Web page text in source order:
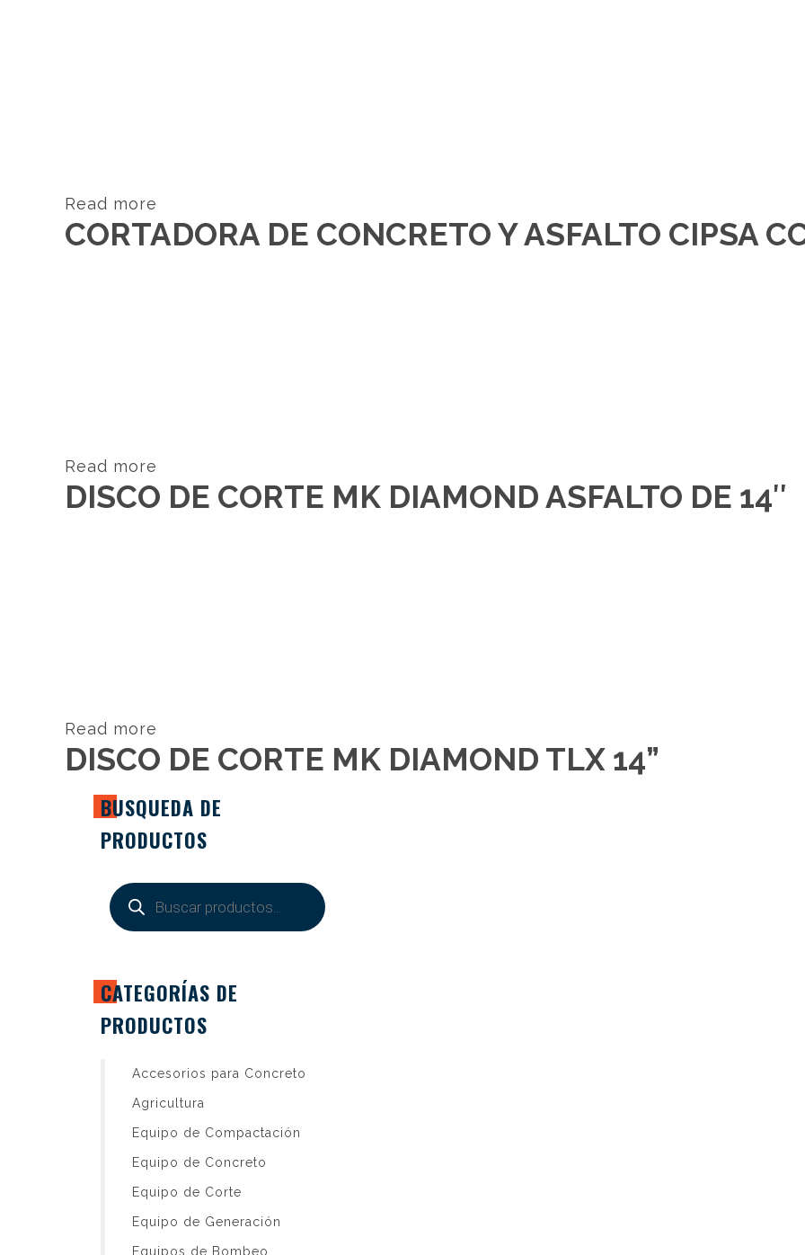
Read more
CORTADORA DE CONCRETO Y ASFALTO CIPSA
Read more
DISCO DE CORTE MK DIAMOND ASFALTO DE 14″
Read more
DISCO DE CORTE MK DIAMOND TLX 14”
BUSQUEDA DE
PRODUCTOS
Products
search
CATEGORÍAS DE
PRODUCTOS
Accesorios para Concreto
Agricultura
Equipo de Compactación
Equipo de Concreto
Equipo de Corte
Equipo de Generación
Equipos de Bombeo